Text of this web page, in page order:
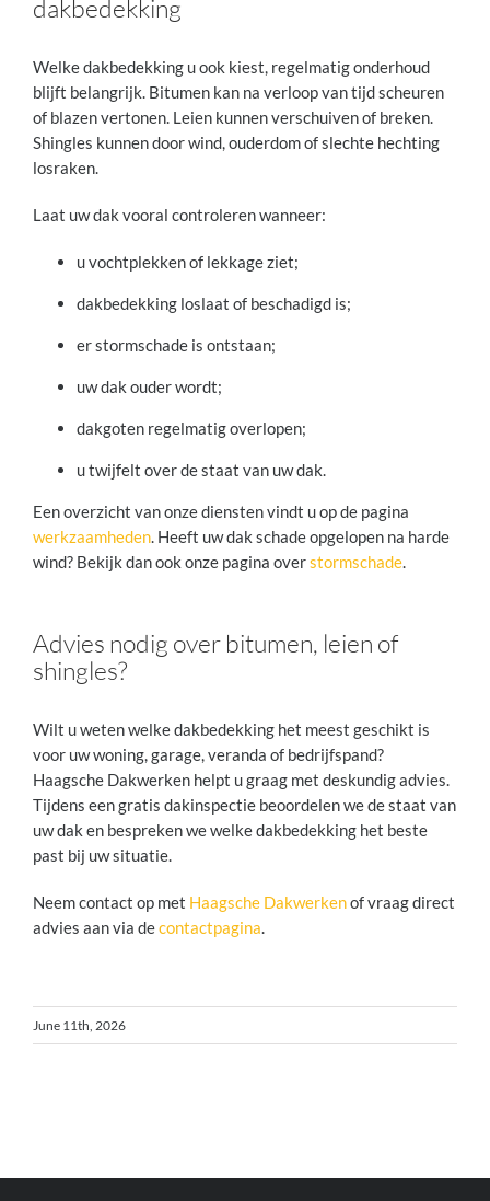
dakbedekking
Welke dakbedekking u ook kiest, regelmatig onderhoud
blijft belangrijk. Bitumen kan na verloop van tijd scheuren
of blazen vertonen. Leien kunnen verschuiven of breken.
Shingles kunnen door wind, ouderdom of slechte hechting
losraken.
Laat uw dak vooral controleren wanneer:
u vochtplekken of lekkage ziet;
dakbedekking loslaat of beschadigd is;
er stormschade is ontstaan;
uw dak ouder wordt;
dakgoten regelmatig overlopen;
u twijfelt over de staat van uw dak.
Een overzicht van onze diensten vindt u op de pagina
werkzaamheden. Heeft uw dak schade opgelopen na harde
wind? Bekijk dan ook onze pagina overstormschade.
Advies nodig over bitumen, leien of
shingles?
Wilt u weten welke dakbedekking het meest geschikt is
voor uw woning, garage, veranda of bedrijfspand?
Haagsche Dakwerken helpt u graag met deskundig advies.
Tijdens een gratis dakinspectie beoordelen we de staat van
uw dak en bespreken we welke dakbedekking het beste
past bij uw situatie.
Neem contact op met Haagsche Dakwerkenof vraag direct
advies aan via decontactpagina.
June 11th, 2026